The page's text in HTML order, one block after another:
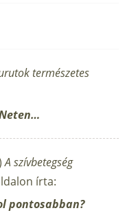
természetes
A szívbetegség
írta:
pontosabban?